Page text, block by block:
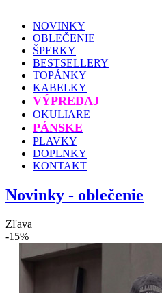
NOVINKY
OBLEČENIE
ŠPERKY
BESTSELLERY
TOPÁNKY
KABELKY
VÝPREDAJ
OKULIARE
PÁNSKE
PLAVKY
DOPLNKY
KONTAKT
Novinky - oblečenie
Zľava
-15%